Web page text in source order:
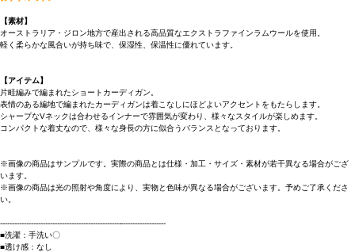
【素材】
オーストラリア・ジロン地方で産出される高品質なエクストラファインラムウールを使用。
軽く柔らかな風合いが持ち味で、保湿性、保温性に優れています。
【アイテム】
片畦編みで編まれたショートカーディガン。
表情のある編地で編まれたカーディガンは着こなしにほどよいアクセントをもたらします。
シャープなVネックは合わせるインナーで雰囲気が変わり、様々なスタイルが楽しめます。
コンパクトな着丈なので、様々な身長の方に似合うバランスとなっております。
※画像の商品はサンプルです。実際の商品とは仕様・加工・サイズ・素材が若干異なる場合がござ
います。
※画像の商品は光の照射や角度により、実物と色味が異なる場合がございます。予めご了承くださ
い。
----------------------------------------------------------------------
■洗濯：手洗い〇
■透け感：なし